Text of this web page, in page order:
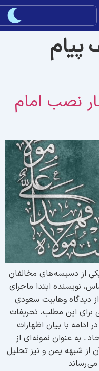
نصب امام
از دسیسه های مخالفان
نویسنده ابتدا ماجرای
وهابیت سعودی
این مطلب، تحریفات
با بیان اظهارات
به عنوان نمونه ای از
شبهه یمن و نیز تحلیل
رساند